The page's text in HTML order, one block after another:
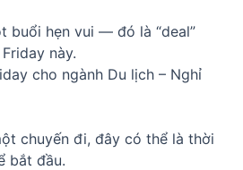
buổi hẹn vui — đó là “deal”
này.
cho ngành Du lịch – Nghỉ
chuyến đi, đây có thể là thời
bắt đầu.